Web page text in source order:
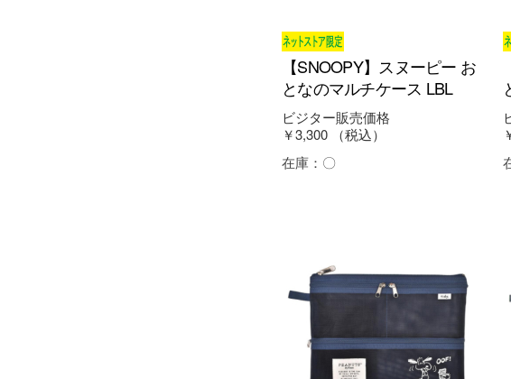
【SNOOPY】スヌーピー お
となのマルチケース LBL
ビジター販売価格
￥3,300
（税込）
在庫： 〇